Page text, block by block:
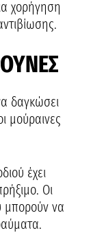
χορήγηση
δαγκώσει
μούραινες
έχει
Οι
μπορούν να